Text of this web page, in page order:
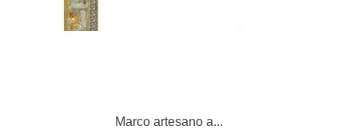
Marco artesano a...